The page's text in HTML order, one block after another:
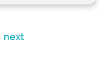
next